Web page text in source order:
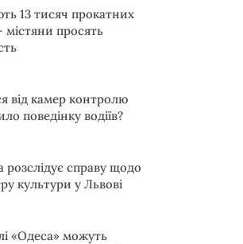
13 тисяч прокатних
містяни просять
від камер контролю
поведінку водіїв?
розслідує справу щодо
культури у Львові
«Одеса» можуть